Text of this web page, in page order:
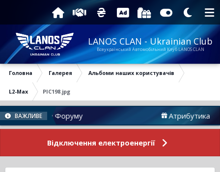
LANOS CLAN - Ukrainian Club
Всеукраїнський Автомобільний Клуб LANOS CLAN
Головна Галерея Альбоми наших користувачів
L2-Max PIC198.jpg
ВАЖЛИВЕ
Новини Форуму Атрибутика
Відключення електроенергії